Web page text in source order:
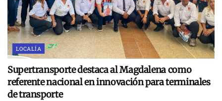
LOCALÍA
Supertransporte destaca al Magdalena como
referente nacional en innovación para terminales
de transporte